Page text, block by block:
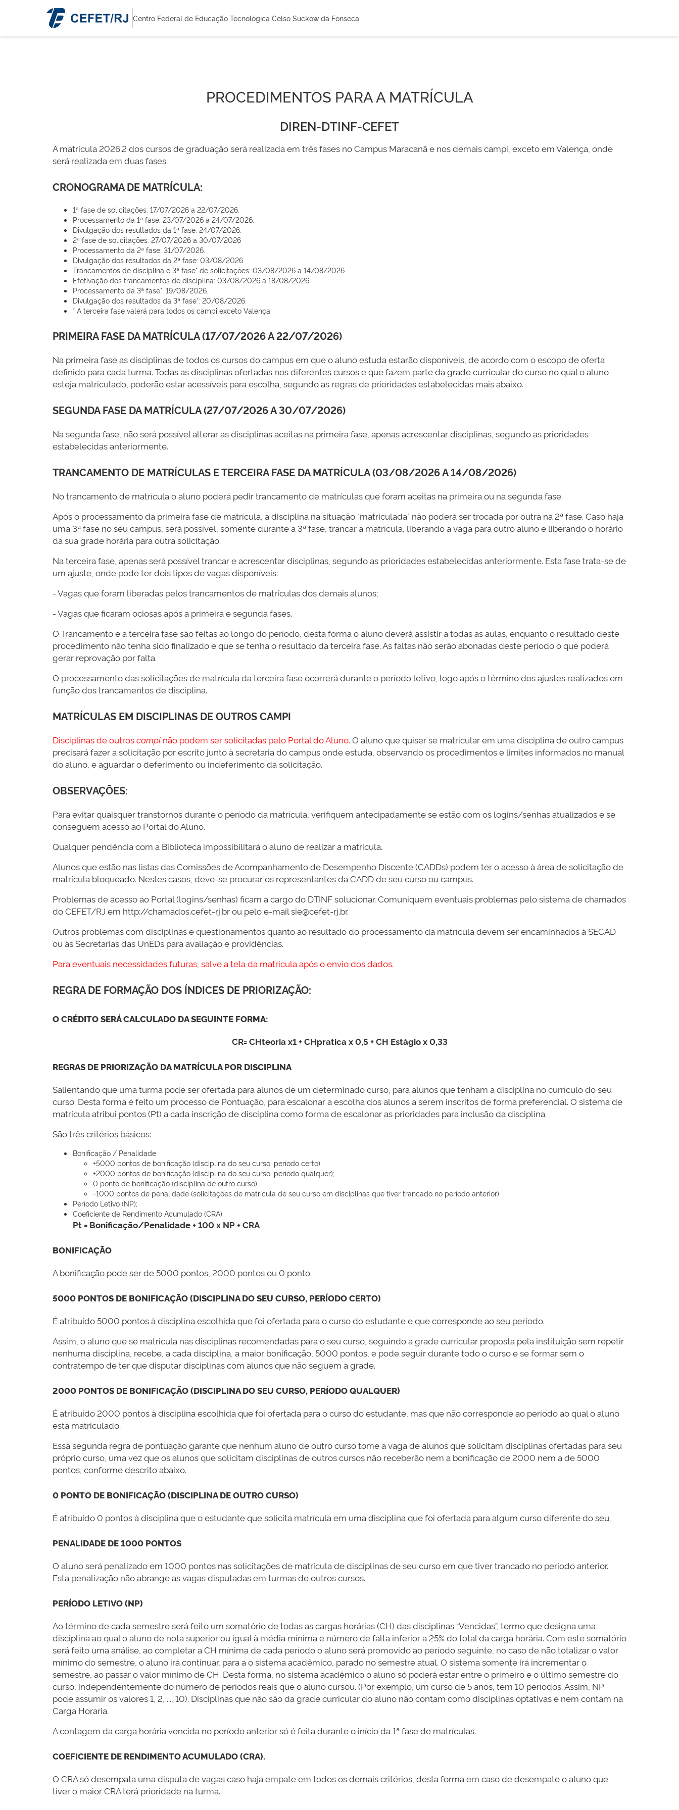
Centro Federal de Educação Tecnológica Celso Suckow da Fonseca
PROCEDIMENTOS PARA A MATRÍCULA
DIREN-DTINF-CEFET
A matrícula 2026.2 dos cursos de graduação será realizada em três fases no Campus Maracanã e nos demais campi, exceto em Valença, onde
será realizada em duas fases.
CRONOGRAMA DE MATRÍCULA:
1ª fase de solicitações: 17/07/2026 a 22/07/2026.
Processamento da 1ª fase: 23/07/2026 a 24/07/2026.
Divulgação dos resultados da 1ª fase: 24/07/2026.
2ª fase de solicitações: 27/07/2026 a 30/07/2026
Processamento da 2ª fase: 31/07/2026.
Divulgação dos resultados da 2ª fase: 03/08/2026.
Trancamentos de disciplina e 3ª fase* de solicitações: 03/08/2026 a 14/08/2026.
Efetivação dos trancamentos de disciplina: 03/08/2026 a 18/08/2026.
Processamento da 3ª fase*: 19/08/2026.
Divulgação dos resultados da 3ª fase*: 20/08/2026.
* A terceira fase valerá para todos os campi exceto Valença
PRIMEIRA FASE DA MATRÍCULA (17/07/2026 A 22/07/2026)
Na primeira fase as disciplinas de todos os cursos do campus em que o aluno estuda estarão disponíveis, de acordo com o escopo de oferta
definido para cada turma. Todas as disciplinas ofertadas nos diferentes cursos e que fazem parte da grade curricular do curso no qual o aluno
esteja matriculado, poderão estar acessíveis para escolha, segundo as regras de prioridades estabelecidas mais abaixo.
SEGUNDA FASE DA MATRÍCULA (27/07/2026 A 30/07/2026)
Na segunda fase, não será possível alterar as disciplinas aceitas na primeira fase, apenas acrescentar disciplinas, segundo as prioridades
estabelecidas anteriormente.
TRANCAMENTO DE MATRÍCULAS E TERCEIRA FASE DA MATRÍCULA (03/08/2026 A 14/08/2026)
No trancamento de matrícula o aluno poderá pedir trancamento de matrículas que foram aceitas na primeira ou na segunda fase.
Após o processamento da primeira fase de matrícula, a disciplina na situação "matriculada" não poderá ser trocada por outra na 2ª fase. Caso haja
uma 3ª fase no seu campus, será possível, somente durante a 3ª fase, trancar a matrícula, liberando a vaga para outro aluno e liberando o horário
da sua grade horária para outra solicitação.
Na terceira fase, apenas será possível trancar e acrescentar disciplinas, segundo as prioridades estabelecidas anteriormente. Esta fase trata-se de
um ajuste, onde pode ter dois tipos de vagas disponíveis:
- Vagas que foram liberadas pelos trancamentos de matrículas dos demais alunos;
- Vagas que ficaram ociosas após a primeira e segunda fases.
O Trancamento e a terceira fase são feitas ao longo do período, desta forma o aluno deverá assistir a todas as aulas, enquanto o resultado deste
procedimento não tenha sido finalizado e que se tenha o resultado da terceira fase. As faltas não serão abonadas deste período o que poderá
gerar reprovação por falta.
O processamento das solicitações de matrícula da terceira fase ocorrerá durante o período letivo, logo após o término dos ajustes realizados em
função dos trancamentos de disciplina.
MATRÍCULAS EM DISCIPLINAS DE OUTROS CAMPI
Disciplinas de outroscampi não podem ser solicitadas pelo Portal do Aluno. O aluno que quiser se matricular em uma disciplina de outro campus
precisará fazer a solicitação por escrito junto à secretaria do campus onde estuda, observando os procedimentos e limites informados no manual
do aluno, e aguardar o deferimento ou indeferimento da solicitação.
OBSERVAÇÕES:
Para evitar quaisquer transtornos durante o período da matrícula, verifiquem antecipadamente se estão com os logins/senhas atualizados e se
conseguem acesso ao Portal do Aluno.
Qualquer pendência com a Biblioteca impossibilitará o aluno de realizar a matrícula.
Alunos que estão nas listas das Comissões de Acompanhamento de Desempenho Discente (CADDs) podem ter o acesso à área de solicitação de
matrícula bloqueado. Nestes casos, deve-se procurar os representantes da CADD de seu curso ou campus.
Problemas de acesso ao Portal (logins/senhas) ficam a cargo do DTINF solucionar. Comuniquem eventuais problemas pelo sistema de chamados
do CEFET/RJ em http://chamados.cefet-rj.br ou pelo e-mail sie@cefet-rj.br.
Outros problemas com disciplinas e questionamentos quanto ao resultado do processamento da matrícula devem ser encaminhados à SECAD
ou às Secretarias das UnEDs para avaliação e providências.
Para eventuais necessidades futuras, salve a tela da matrícula após o envio dos dados.
REGRA DE FORMAÇÃO DOS ÍNDICES DE PRIORIZAÇÃO:
O CRÉDITO SERÁ CALCULADO DA SEGUINTE FORMA:
CR= CHteoria x1 + CHpratica x 0,5 + CH Estágio x 0,33
REGRAS DE PRIORIZAÇÃO DA MATRÍCULA POR DISCIPLINA
Salientando que uma turma pode ser ofertada para alunos de um determinado curso, para alunos que tenham a disciplina no currículo do seu
curso. Desta forma é feito um processo de Pontuação, para escalonar a escolha dos alunos a serem inscritos de forma preferencial. O sistema de
matrícula atribui pontos (Pt) a cada inscrição de disciplina como forma de escalonar as prioridades para inclusão da disciplina.
São três critérios básicos:
Bonificação / Penalidade
+5000 pontos de bonificação (disciplina do seu curso, período certo);
+2000 pontos de bonificação (disciplina do seu curso, período qualquer);
0 ponto de bonificação (disciplina de outro curso).
-1000 pontos de penalidade (solicitações de matrícula de seu curso em disciplinas que tiver trancado no período anterior)
Período Letivo (NP);
Coeficiente de Rendimento Acumulado (CRA).
Pt = Bonificação/Penalidade + 100 x NP + CRA
BONIFICAÇÃO
A bonificação pode ser de 5000 pontos, 2000 pontos ou 0 ponto.
5000 PONTOS DE BONIFICAÇÃO (DISCIPLINA DO SEU CURSO, PERÍODO CERTO)
É atribuído 5000 pontos à disciplina escolhida que foi ofertada para o curso do estudante e que corresponde ao seu período.
Assim, o aluno que se matricula nas disciplinas recomendadas para o seu curso, seguindo a grade curricular proposta pela instituição sem repetir
nenhuma disciplina, recebe, a cada disciplina, a maior bonificação, 5000 pontos, e pode seguir durante todo o curso e se formar sem o
contratempo de ter que disputar disciplinas com alunos que não seguem a grade.
2000 PONTOS DE BONIFICAÇÃO (DISCIPLINA DO SEU CURSO, PERÍODO QUALQUER)
É atribuído 2000 pontos à disciplina escolhida que foi ofertada para o curso do estudante, mas que não corresponde ao período ao qual o aluno
está matriculado.
Essa segunda regra de pontuação garante que nenhum aluno de outro curso tome a vaga de alunos que solicitam disciplinas ofertadas para seu
próprio curso, uma vez que os alunos que solicitam disciplinas de outros cursos não receberão nem a bonificação de 2000 nem a de 5000
pontos, conforme descrito abaixo.
0 PONTO DE BONIFICAÇÃO (DISCIPLINA DE OUTRO CURSO)
É atribuído 0 pontos à disciplina que o estudante que solicita matrícula em uma disciplina que foi ofertada para algum curso diferente do seu.
PENALIDADE DE 1000 PONTOS
O aluno será penalizado em 1000 pontos nas solicitações de matrícula de disciplinas de seu curso em que tiver trancado no período anterior.
Esta penalização não abrange as vagas disputadas em turmas de outros cursos.
PERÍODO LETIVO (NP)
Ao término de cada semestre será feito um somatório de todas as cargas horárias (CH) das disciplinas “Vencidas”, termo que designa uma
disciplina ao qual o aluno de nota superior ou igual à média mínima e número de falta inferior a 25% do total da carga horária. Com este somatório
será feito uma análise, ao completar a CH mínima de cada período o aluno será promovido ao período seguinte, no caso de não totalizar o valor
mínimo do semestre, o aluno irá continuar, para a o sistema acadêmico, parado no semestre atual. O sistema somente irá incrementar o
semestre, ao passar o valor mínimo de CH. Desta forma, no sistema acadêmico o aluno só poderá estar entre o primeiro e o último semestre do
curso, independentemente do número de períodos reais que o aluno cursou. (Por exemplo, um curso de 5 anos, tem 10 períodos. Assim, NP
pode assumir os valores 1, 2, ..., 10). Disciplinas que não são da grade curricular do aluno não contam como disciplinas optativas e nem contam na
Carga Horaria.
A contagem da carga horária vencida no período anterior só é feita durante o início da 1ª fase de matrículas.
COEFICIENTE DE RENDIMENTO ACUMULADO (CRA).
O CRA só desempata uma disputa de vagas caso haja empate em todos os demais critérios, desta forma em caso de desempate o aluno que
tiver o maior CRA terá prioridade na turma.